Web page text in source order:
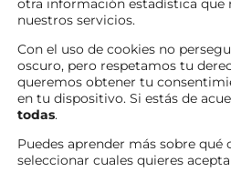
Canales
de
WhatsApp
Youtube
Tiktok
Instagram
X
otra información estadística que
nuestros servicios.
Con el uso de cookies no
oscuro, pero respetamos tu
queremos obtener tu
en tu dispositivo. Si estás de
todas.
Puedes aprender más sobre
seleccionar cuales quieres